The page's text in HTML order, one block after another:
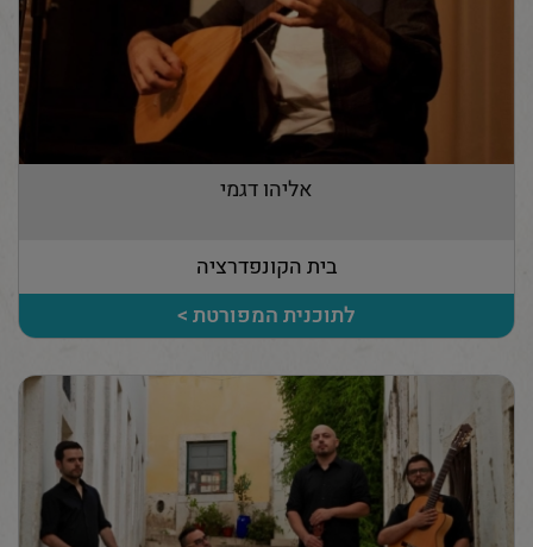
אליהו דגמי
בית הקונפדרציה
לתוכנית המפורטת >